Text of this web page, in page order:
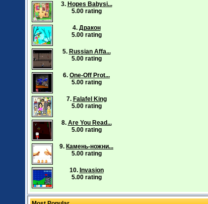
3. Hopes Babysi...
5.00 rating
4. Дракон
5.00 rating
5. Russian Affa...
5.00 rating
6. One-Off Prot...
5.00 rating
7. Falafel King
5.00 rating
8. Are You Read...
5.00 rating
9. Камень-ножни...
5.00 rating
10. Invasion
5.00 rating